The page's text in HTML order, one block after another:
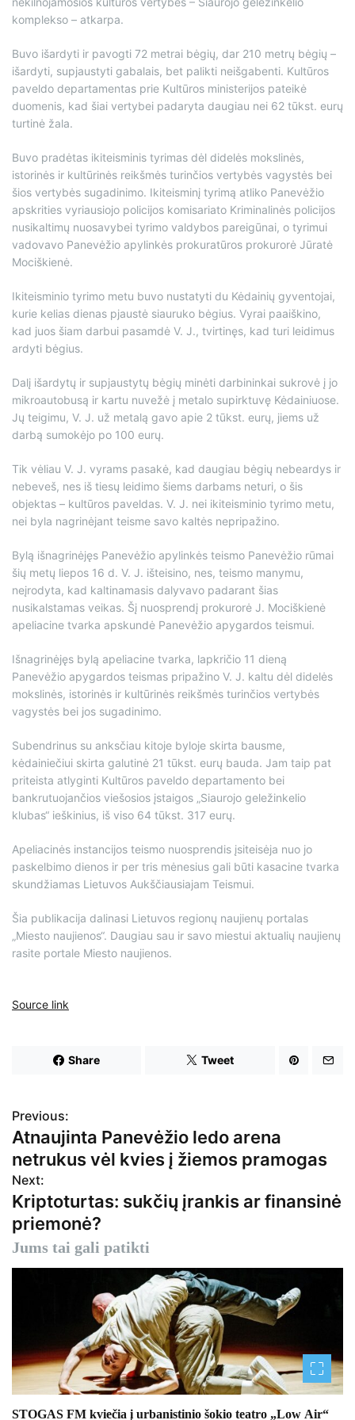
komplekso – atkarpa.
Buvo išardyti ir pavogti 72 metrai bėgių, dar 210 metrų bėgių –
išardyti, supjaustyti gabalais, bet palikti neišgabenti. Kultūros
paveldo departamentas prie Kultūros ministerijos pateikė
duomenis, kad šiai vertybei padaryta daugiau nei 62 tūkst. eurų
turtinė žala.
Buvo pradėtas ikiteisminis tyrimas dėl didelės mokslinės,
istorinės ir kultūrinės reikšmės turinčios vertybės vagystės bei
šios vertybės sugadinimo. Ikiteisminį tyrimą atliko Panevėžio
apskrities vyriausiojo policijos komisariato Kriminalinės policijos
nusikaltimų nuosavybei tyrimo valdybos pareigūnai, o tyrimui
vadovavo Panevėžio apylinkės prokuratūros prokurorė Jūratė
Mociškienė.
Ikiteisminio tyrimo metu buvo nustatyti du Kėdainių gyventojai,
kurie kelias dienas pjaustė siauruko bėgius. Vyrai paaiškino,
kad juos šiam darbui pasamdė V. J., tvirtinęs, kad turi leidimus
ardyti bėgius.
Dalį išardytų ir supjaustytų bėgių minėti darbininkai sukrovė į jo
mikroautobusą ir kartu nuvežė į metalo supirktuvę Kėdainiuose.
Jų teigimu, V. J. už metalą gavo apie 2 tūkst. eurų, jiems už
darbą sumokėjo po 100 eurų.
Tik vėliau V. J. vyrams pasakė, kad daugiau bėgių nebeardys ir
nebeveš, nes iš tiesų leidimo šiems darbams neturi, o šis
objektas – kultūros paveldas. V. J. nei ikiteisminio tyrimo metu,
nei byla nagrinėjant teisme savo kaltės nepripažino.
Bylą išnagrinėjęs Panevėžio apylinkės teismo Panevėžio rūmai
šių metų liepos 16 d. V. J. išteisino, nes, teismo manymu,
neįrodyta, kad kaltinamasis dalyvavo padarant šias
nusikalstamas veikas. Šį nuosprendį prokurorė J. Mociškienė
apeliacine tvarka apskundė Panevėžio apygardos teismui.
Išnagrinėjęs bylą apeliacine tvarka, lapkričio 11 dieną
Panevėžio apygardos teismas pripažino V. J. kaltu dėl didelės
mokslinės, istorinės ir kultūrinės reikšmės turinčios vertybės
vagystės bei jos sugadinimo.
Subendrinus su anksčiau kitoje byloje skirta bausme,
kėdainiečiui skirta galutinė 21 tūkst. eurų bauda. Jam taip pat
priteista atlyginti Kultūros paveldo departamento bei
bankrutuojančios viešosios įstaigos „Siaurojo geležinkelio
klubas“ ieškinius, iš viso 64 tūkst. 317 eurų.
Apeliacinės instancijos teismo nuosprendis įsiteisėja nuo jo
paskelbimo dienos ir per tris mėnesius gali būti kasacine tvarka
skundžiamas Lietuvos Aukščiausiajam Teismui.
Šia publikacija dalinasi Lietuvos regionų naujienų portalas
„Miesto naujienos“. Daugiau sau ir savo miestui aktualių naujienų
rasite portale Miesto naujienos.
Source link
Share Tweet
N
a
v
i
g
a
j
a
Previous:
Atnaujinta Panevėžio ledo arena
netrukus vėl kvies į žiemos pramogas
Next:
Kriptoturtas: sukčių įrankis ar finansinė
priemonė?
Jums tai gali patikti
STOGAS FM kviečia į urbanistinio šokio teatro „Low Air“